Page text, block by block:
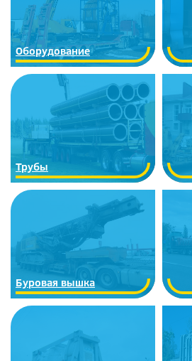
Оборудование
Трубы
Буровая вышка